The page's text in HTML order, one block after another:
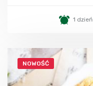
1 dzień
NOWOŚĆ